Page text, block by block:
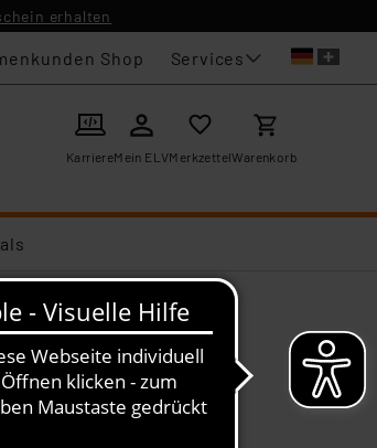
erhalten
Shop Services
KarriereMein ELVMerkzettelWarenkorb